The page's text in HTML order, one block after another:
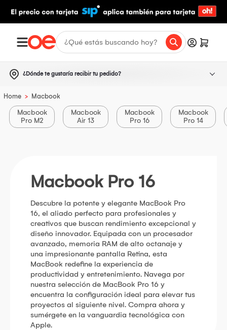
¿Dónde te gustaría recibir tu pedido?
Home > Macbook
Macbook
Pro M2
Macbook
Air 13
Macbook
Pro 16
Macbook
Pro 14
Macbook Pro 16
Descubre la potente y elegante MacBook Pro
16, el aliado perfecto para profesionales y
creativos que buscan rendimiento excepcional y
diseño innovador. Equipada con un procesador
avanzado, memoria RAM de alto octanaje y
una impresionante pantalla Retina, esta
MacBook redefine la experiencia de
productividad y entretenimiento. Navega por
nuestra selección de MacBook Pro 16 y
encuentra la configuración ideal para elevar tus
proyectos al siguiente nivel. Compra ahora y
sumérgete en la vanguardia tecnológica con
Apple.